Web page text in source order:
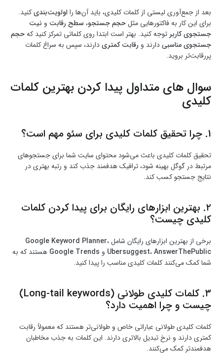
بعد از جمع‌آوری لیستی از کلمات کلیدی، باید آن‌ها رااولویت‌بندیکنید.
برای این کار به فاکتورهایی مثلحجم جستجو، سطح رقابت و نیت
جستجوی کاربر توجه کنید. بهتر است ابتدا روی کلماتی تمرکز کنید کهحجم
جستجوی مناسبیدارند و رقابت کمتریدارند، سپس به سراغ کلمات
پررقابت‌تر بروید.
سوال های متداول پیدا کردن بهترین کلمات
کلیدی
1. چرا تحقیق کلمات کلیدی برای سئو مهم است؟
تحقیق کلمات کلیدی باعث می‌شود محتوای سایت شما برای جستجوهای
مرتبط در گوگل بهینه شود، ترافیک هدفمند جذب کند و رتبه بهتری در
نتایج جستجو کسب کند.
۲. بهترین ابزارهای رایگان برای پیدا کردن کلمات
کلیدی چیست؟
برخی از بهترین ابزارهای رایگان شامل Google Keyword Planner،
Ubersuggest،AnswerThePublic و Google Trends هستند که به
شما کمک می‌کنند کلمات کلیدی مناسب را پیدا کنید.
۳. کلمات کلیدی طولانی (Long-tail keywords)
چیست و چرا اهمیت دارد؟
کلمات کلیدی طولانی عباراتی خاص و طولانی‌تر هستند که معمولاً رقابت
کمتری دارند و نرخ تبدیل بالاتری دارند. این کلمات به جذب مخاطبان
هدفمندتر کمک می‌کنند.